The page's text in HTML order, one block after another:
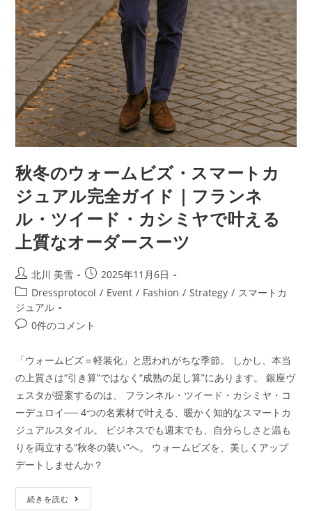
秋冬のウォームビズ・スマートカ
ジュアル完全ガイド｜フランネ
ル・ツイード・カシミヤで叶える
上質なオーダースーツ
北川 美雪
2025年11月6日
Dressprotocol / Event / Fashion / Strategy / スマートカ
ジュアル
0件のコメント
「ウォームビズ＝軽装化」と思われがちな季節。 しかし、本当
の上質さは“引き算”ではなく“成熟の足し算”にあります。 銀座ヴ
ェスタが提案するのは、 フランネル・ツイード・カシミヤ・コ
ーデュロイ── 4つの名素材で叶える、暖かく知的なスマートカ
ジュアルスタイル。 ビジネスでも週末でも、自分らしさと温も
りを両立する“秋冬の装い”へ。 ウォームビズを、美しくアップ
デートしませんか？
続きを読む